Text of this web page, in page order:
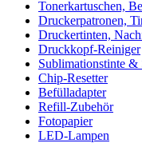
Tonerkartuschen,
Druckerpatronen,
Druckertinten,
Druckkopf-Reiniger
Sublimationstinte &
Chip-Resetter
Befülladapter
Refill-Zubehör
Fotopapier
LED-Lampen